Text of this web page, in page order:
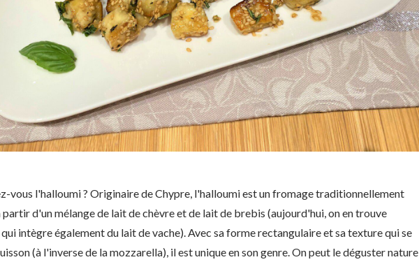
vous l'halloumi ? Originaire de Chypre, l'halloumi est un fromage traditionnellement
d'un mélange de lait de chèvre et de lait de brebis (aujourd'hui, on en trouve
intègre également du lait de vache). Avec sa forme rectangulaire et sa texture qui se
(à l'inverse de la mozzarella), il est unique en son genre. On peut le déguster nature